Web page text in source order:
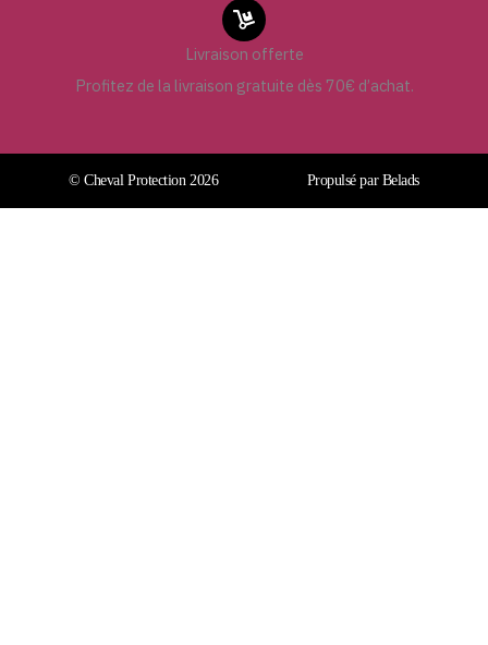
Livraison offerte
Profitez de la livraison gratuite dès 70€ d’achat.
© Cheval Protection 2026 Propulsé par Belads